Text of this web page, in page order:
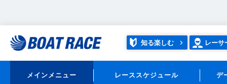
知る楽しむ レーサ
メインメニュー レーススケジュール デ